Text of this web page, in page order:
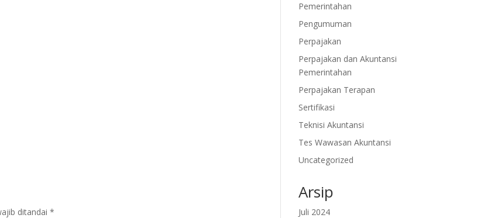
ditandai*
Pemerintahan
Pengumuman
Perpajakan
Perpajakan dan Akuntansi
Pemerintahan
Perpajakan Terapan
Sertifikasi
Teknisi Akuntansi
Tes Wawasan Akuntansi
Uncategorized
Arsip
Juli 2024